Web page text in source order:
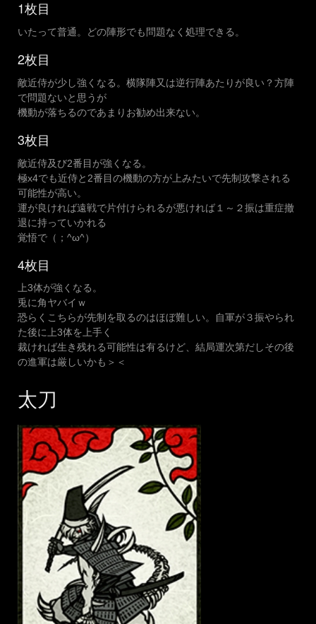
1枚目
いたって普通。どの陣形でも問題なく処理できる。
2枚目
敵近侍が少し強くなる。横隊陣又は逆行陣あたりが良い？方陣
で問題ないと思うが
機動が落ちるのであまりお勧め出来ない。
3枚目
敵近侍及び2番目が強くなる。
極x4でも近侍と2番目の機動の方が上みたいで先制攻撃される
可能性が高い。
運が良ければ遠戦で片付けられるが悪ければ１～２振は重症撤
退に持っていかれる
覚悟で（；^ω^）
4枚目
上3体が強くなる。
兎に角ヤバイｗ
恐らくこちらが先制を取るのはほぼ難しい。自軍が３振やられ
た後に上3体を上手く
裁ければ生き残れる可能性は有るけど、結局運次第だしその後
の進軍は厳しいかも＞＜
太刀